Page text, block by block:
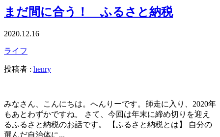
まだ間に合う！ ふるさと納税
2020.12.16
ライフ
投稿者 : henry
みなさん、こんにちは。へんりーです。師走に入り、2020年
もあとわずかですね。 さて、今回は年末に締め切りを迎え
るふるさと納税のお話です。 【ふるさと納税とは】 自分の
選んだ自治体に...